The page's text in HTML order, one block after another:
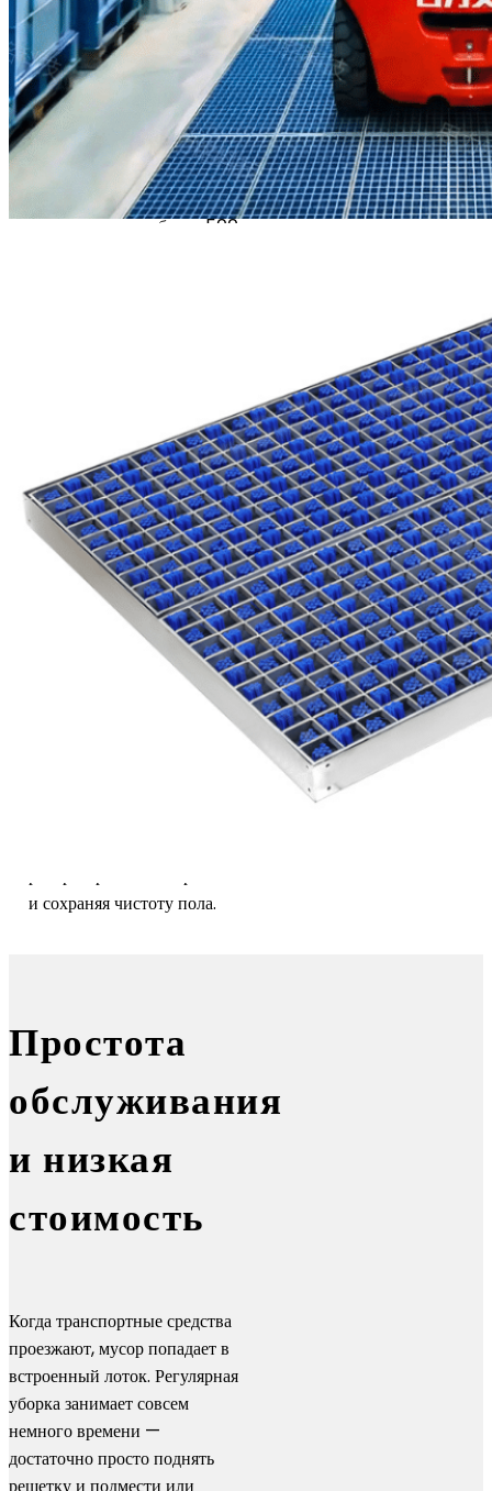
Щетковые планки
изготовлены из PA66, что
обеспечивает их
исключительную прочность:
они сохраняют свою
первоначальную форму даже
после 100 000 циклов и
имеют срок службы до 500
щетинок они адаптируются к
различным рисункам
протектора шин, обеспечивая
плотный контакт и
эффективно удаляя песок,
мелкий гравий и крупный
мусор, не повреждая при этом
поверхность шины.
Независимые испытания
подтверждают, что всего за три
оборота колес удаляется более
и сохраняя чистоту пола.
Простота
обслуживания
и низкая
стоимость
Когда транспортные средства
проезжают, мусор попадает в
встроенный лоток. Регулярная
уборка занимает совсем
немного времени —
достаточно просто поднять
решетку и подмести или